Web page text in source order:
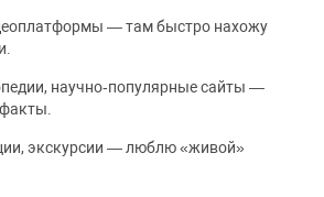
— там быстро нахожу
научно‑популярные сайты —
экскурсии — люблю «живой»